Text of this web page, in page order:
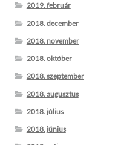
2019. február
2018. december
2018. november
2018. október
2018. szeptember
2018. augusztus
2018. július
2018. június